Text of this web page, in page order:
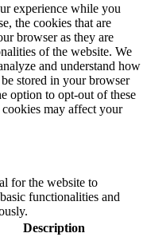
experience while you
the cookies that are
browser as they are
of the website. We
and understand how
stored in your browser
option to opt-out of these
may affect your
for the website to
functionalities and
Description